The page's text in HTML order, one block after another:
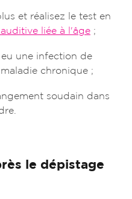
et réalisez le test en
liée à l'âge ;
une infection de
chronique ;
soudain dans
le dépistage